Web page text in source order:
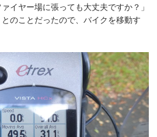
イヤー場に張っても大丈夫ですか？」
のことだったので、バイクを移動す